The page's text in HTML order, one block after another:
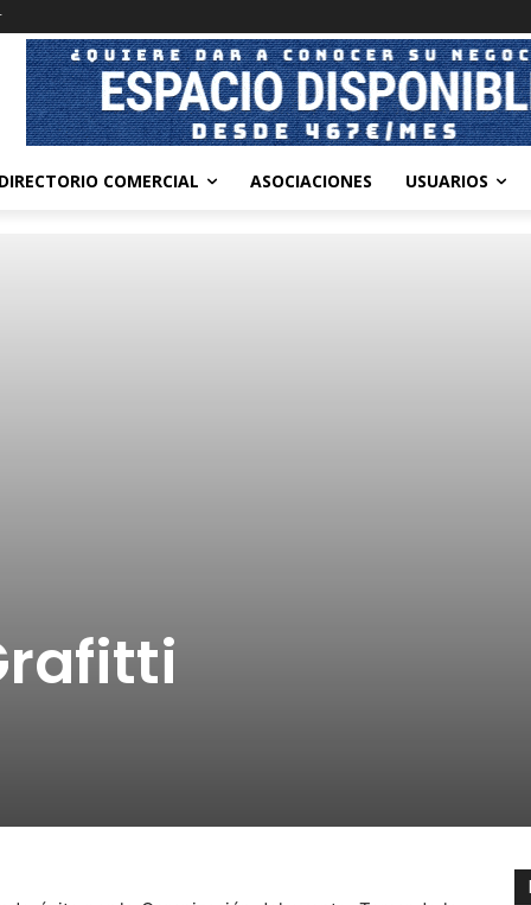
COMERCIAL ASOCIACIONES USUARIOS